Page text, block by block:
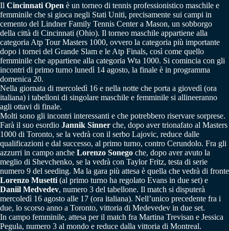
Il Cincinnati Open è un torneo di tennis professionistico maschile e
femminile che si gioca negli Stati Uniti, precisamente sui campi in
cemento del Lindner Family Tennis Center a Mason, un sobborgo
della città di Cincinnati (Ohio). Il torneo maschile appartiene alla
categoria Atp Tour Masters 1000, ovvero la categoria più importante
dopo i tornei del Grande Slam e le Atp Finals, così come quello
femminile che appartiene alla categoria Wta 1000. Si comincia con gli
incontri di primo turno lunedì 14 agosto, la finale è in programma
domenica 20.
Nella giornata di mercoledì 16 e nella notte che porta a giovedì (ora
italiana) i tabelloni di singolare maschile e femminile si allineeranno
agli ottavi di finale.
Molti sono gli incontri interessanti e che potrebbero riservare sorprese.
Farà il suo esordio Jannik Sinner che, dopo aver trionafato al Masters
1000 di Toronto, se la vedrà con il serbo Lajovic, reduce dalle
qualificazioni e dal successo, al primo turno, contro Cerundolo. Fra gli
azzurri in campo anche Lorenzo Sonego che, dopo aver avuto la
meglio di Shevchenko, se la vedrà con Taylor Fritz, testa di serie
numero 9 del seeding. Ma la gara più attesa è quella che vedrà di fronte
Lorenzo Musetti (al primo turno ha regolato Evans in due set) e
Daniil Medvedev, numero 3 del tabellone. Il match si disputerà
mercoledì 16 agosto alle 17 (ora italiana). Nell’unico precedente fra i
due, lo scorso anno a Toronto, vittoria di Medevedev in due set.
In campo femminile, attesa per il match fra Martina Trevisan e Jessica
Pegula, numero 3 al mondo e reduce dalla vittoria di Montreal.